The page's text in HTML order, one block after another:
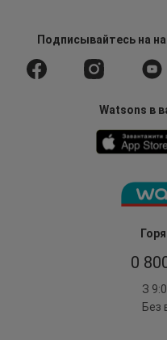
0
З
Без
Подписывайтесьна
Watsons в